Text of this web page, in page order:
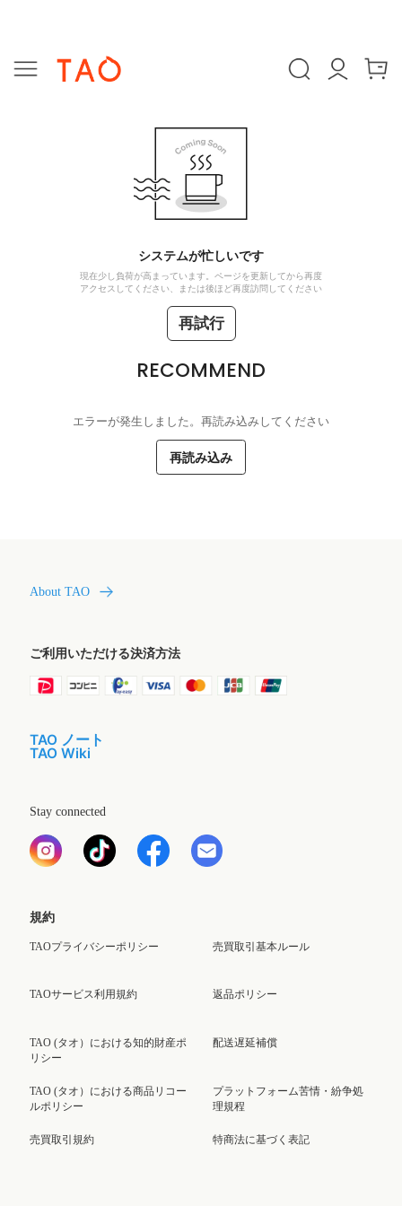
システムが忙しいです
現在少し負荷が高まっています。ページを更新してから再度
アクセスしてください、または後ほど再度訪問してください
再試行
RECOMMEND
エラーが発生しました。再読み込みしてください
再読み込み
About TAO
ご利用いただける決済方法
TAO ノート
TAO Wiki
Stay connected
規約
TAOプライバシーポリシー
TAOサービス利用規約
TAO (タオ）における知的財産ポ
リシー
TAO (タオ）における商品リコー
ルポリシー
売買取引規約
売買取引基本ルール
返品ポリシー
配送遅延補償
プラットフォーム苦情・紛争処
理規程
特商法に基づく表記